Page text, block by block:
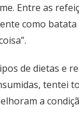
Entre as
como
de dietas e
tentei
a